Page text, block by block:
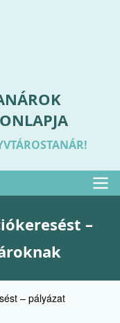
–
– pályázat